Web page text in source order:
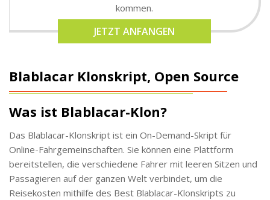
kommen.
JETZT ANFANGEN
Blablacar Klonskript, Open Source
Was ist Blablacar-Klon?
Das Blablacar-Klonskript ist ein On-Demand-Skript für
Online-Fahrgemeinschaften. Sie können eine Plattform
bereitstellen, die verschiedene Fahrer mit leeren Sitzen und
Passagieren auf der ganzen Welt verbindet, um die
Reisekosten mithilfe des Best Blablacar-Klonskripts zu